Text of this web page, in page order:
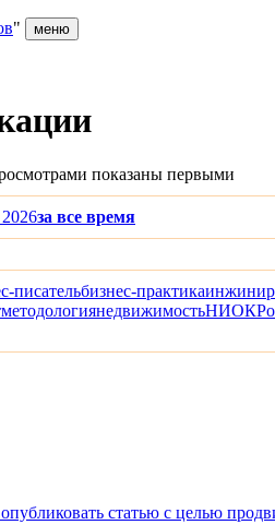
" меню
показаны первыми
за все время
писательбизнес-практика
методологиянедвижимостьНИОКР
статью с целью